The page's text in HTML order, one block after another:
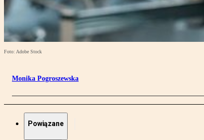
Foto: Adobe Stock
Monika Pogroszewska
Powiązane